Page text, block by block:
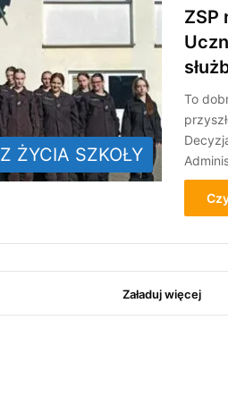
Z ŻYCIA SZKOŁY
ZSP
To
Załaduj więcej